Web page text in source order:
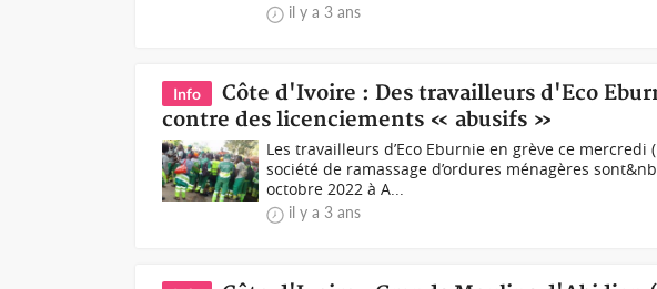
il y a 3 ans
Info
Côte d'Ivoire : Des travailleurs d'Eco
contre des licenciements « abusifs »
Les travailleurs d’Eco Eburnie en grève ce mercredi
société de ramassage d’ordures ménagères
octobre 2022 à A...
il y a 3 ans